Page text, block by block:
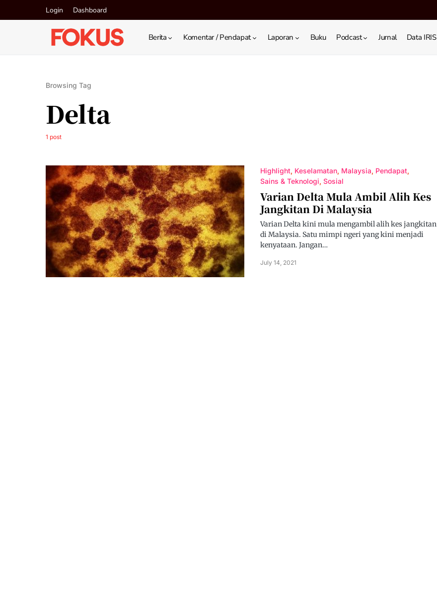
Login Dashboard
Berita Komentar / Pendapat Laporan Buku Podcast Jurnal Data IRIS
Browsing Tag
Delta
1 post
Highlight Keselamatan Malaysia Pendapat
Sains & Teknologi Sosial
Varian Delta Mula Ambil Alih Kes
Jangkitan Di Malaysia
Varian Delta kini mula mengambil alih kes jangkitan
di Malaysia. Satu mimpi ngeri yang kini menjadi
kenyataan. Jangan…
July 14, 2021